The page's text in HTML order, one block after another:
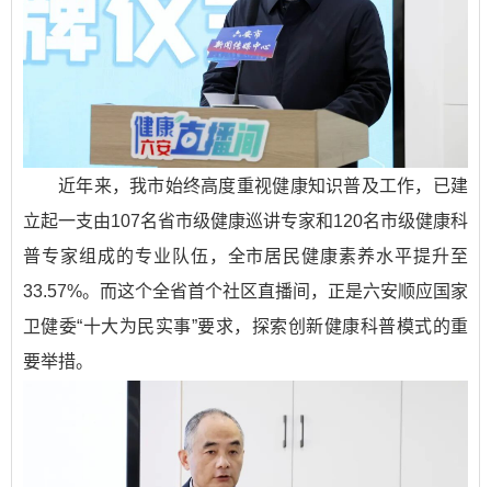
近年来，我市始终高度重视健康知识普及工作，已建
立起一支由107名省市级健康巡讲专家和120名市级健康科
普专家组成的专业队伍，全市居民健康素养水平提升至
33.57%。而这个全省首个社区直播间，正是六安顺应国家
卫健委“十大为民实事”要求，探索创新健康科普模式的重
要举措。